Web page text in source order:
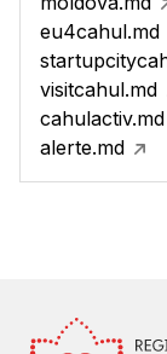
eu4cahul.md
visitcahul.md
cahulactiv.md
alerte.md